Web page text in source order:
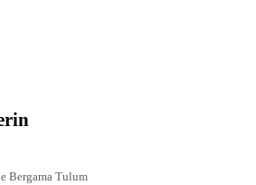
Bergama Tulum